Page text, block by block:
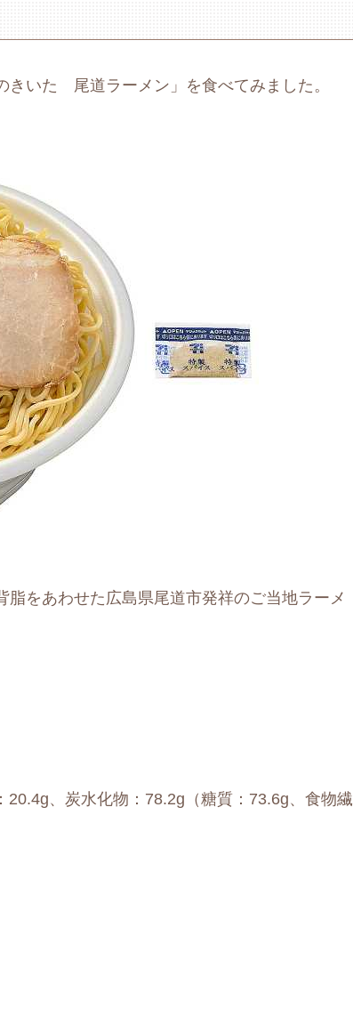
きいた 尾道ラーメン」を食べてみました。
をあわせた広島県尾道市発祥のご当地ラーメ
、炭水化物：78.2g（糖質：73.6g、食物繊